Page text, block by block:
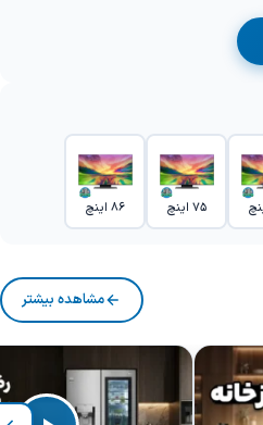
75 اینچ 86 اینچ
مشاهده بیشتر